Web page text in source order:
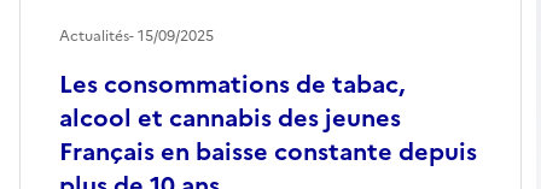
Les consommations de tabac,
alcool et cannabis des jeunes
Français en baisse constante depuis
Actualités- 15/09/2025